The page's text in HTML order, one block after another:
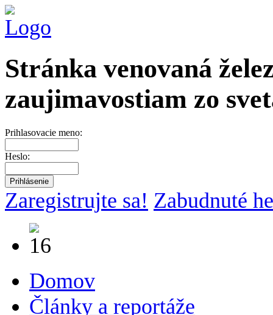
Stránka venovaná
zaujimavostiam zo
Prihlasovacie meno:
Heslo:
Zaregistrujte sa! Zabudnuté
Domov
Články a reportáže